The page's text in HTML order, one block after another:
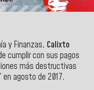
y Finanzas, Calixto
cumplir con sus pagos
más destructivas
agosto de 2017.